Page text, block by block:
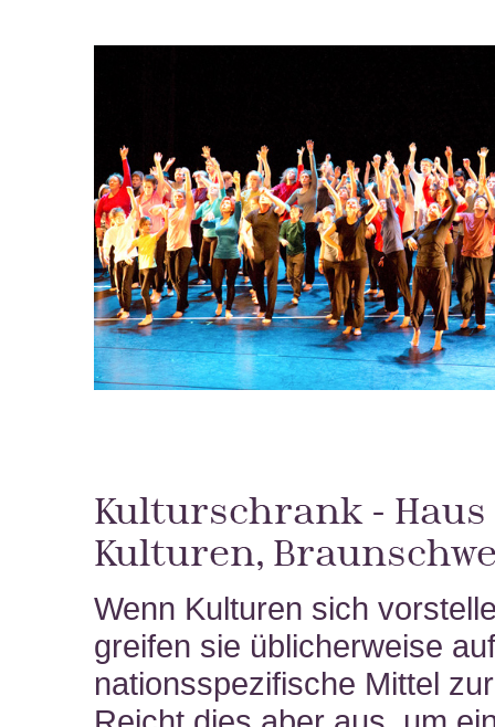
Kulturschrank -
Kulturen,
Wenn Kulturen sich
greifen sie üblicherweise
nationsspezifische Mittel